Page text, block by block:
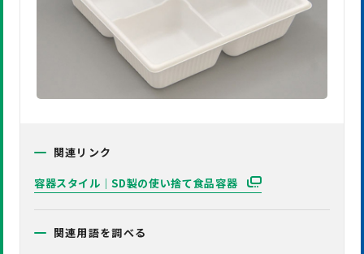
関連リンク
容器スタイル｜SD製の使い捨て食品容器
関連用語を調べる